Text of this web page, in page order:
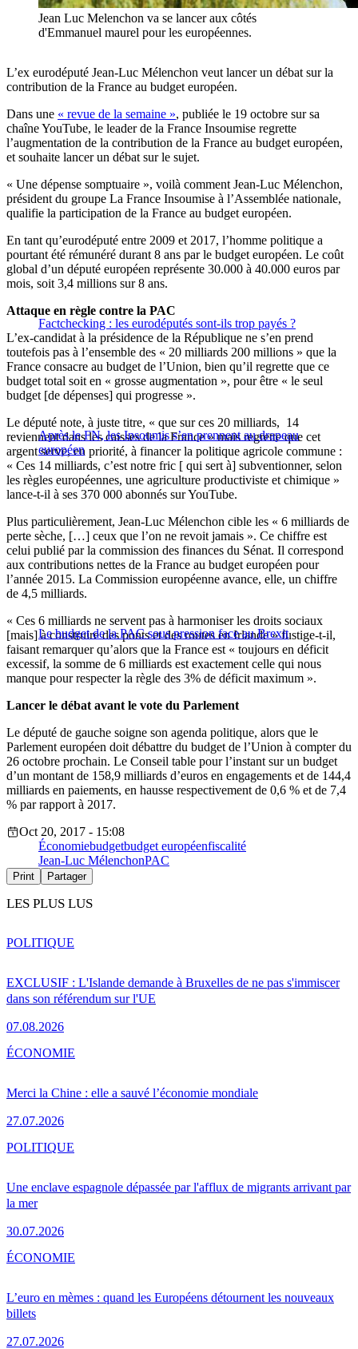
Jean Luc Melenchon va se lancer aux côtés
d'Emmanuel maurel pour les européennes.
L’ex eurodéputé Jean-Luc Mélenchon veut lancer un débat sur la
contribution de la France au budget européen.
Dans une « revue de la semaine », publiée le 19 octobre sur sa
chaîne YouTube, le leader de la France Insoumise regrette
l’augmentation de la contribution de la France au budget européen,
et souhaite lancer un débat sur le sujet.
« Une dépense somptuaire », voilà comment Jean-Luc Mélenchon,
président du groupe La France Insoumise à l’Assemblée nationale,
qualifie la participation de la France au budget européen.
En tant qu’eurodéputé entre 2009 et 2017, l’homme politique a
pourtant été rémunéré durant 8 ans par le budget européen. Le coût
global d’un député européen représente 30.000 à 40.000 euros par
mois, soit 3,4 millions sur 8 ans.
Factchecking : les eurodéputés sont-ils trop payés ?
Attaque en règle contre la PAC
L’ex-candidat à la présidence de la République ne s’en prend
toutefois pas à l’ensemble des « 20 milliards 200 millions » que la
France consacre au budget de l’Union, bien qu’il regrette que ce
budget total soit en « grosse augmentation », pour être « le seul
budget [de dépenses] qui progresse ».
Après le FN, les Insoumis s’en prennent au drapeau
européen
Le député note, à juste titre, « que sur ces 20 milliards, 14
reviennent dans les caisses de la France » mais regrette que cet
argent serve, en priorité, à financer la politique agricole commune :
« Ces 14 milliards, c’est notre fric [ qui sert à] subventionner, selon
les règles européennes, une agriculture productiviste et chimique »
lance-t-il à ses 370 000 abonnés sur YouTube.
Plus particulièrement, Jean-Luc Mélenchon cible les « 6 milliards de
perte sèche, […] ceux que l’on ne revoit jamais ». Ce chiffre est
celui publié par la commission des finances du Sénat. Il correspond
aux contributions nettes de la France au budget européen pour
l’année 2015. La Commission européenne avance, elle, un chiffre
de 4,5 milliards.
Le budget de la PAC sous pression face au Brexit
« Ces 6 milliards ne servent pas à harmoniser les droits sociaux
[mais] à construire des ponts et des routes en Irlande » fustige-t-il,
faisant remarquer qu’alors que la France est « toujours en déficit
excessif, la somme de 6 milliards est exactement celle qui nous
manque pour respecter la règle des 3% de déficit maximum ».
Lancer le débat avant le vote du Parlement
Le député de gauche soigne son agenda politique, alors que le
Parlement européen doit débattre du budget de l’Union à compter du
26 octobre prochain. Le Conseil table pour l’instant sur un budget
d’un montant de 158,9 milliards d’euros en engagements et de 144,4
milliards en paiements, en hausse respectivement de 0,6 % et de 7,4
% par rapport à 2017.
Oct 20, 2017 - 15:08
Économiebudgetbudget européenfiscalité
Jean-Luc MélenchonPAC
Print Partager
LES PLUS LUS
EXCLUSIF : L'Islande demande à Bruxelles de ne pas s'immiscer
dans son référendum sur l'UE
07.08.2026
POLITIQUE
Merci la Chine : elle a sauvé l’économie mondiale
27.07.2026
ÉCONOMIE
Une enclave espagnole dépassée par l'afflux de migrants arrivant par
la mer
30.07.2026
POLITIQUE
L’euro en mèmes : quand les Européens détournent les nouveaux
billets
27.07.2026
ÉCONOMIE